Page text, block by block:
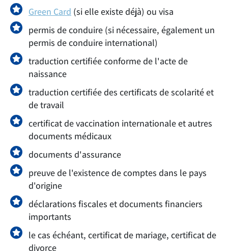
Green Card (si elle existe déjà) ou visa
permis de conduire (si nécessaire, également un
permis de conduire international)
traduction certifiée conforme de l'acte de
naissance
traduction certifiée des certificats de scolarité et
de travail
certificat de vaccination internationale et autres
documents médicaux
documents d'assurance
preuve de l'existence de comptes dans le pays
d'origine
déclarations fiscales et documents financiers
importants
le cas échéant, certificat de mariage, certificat de
divorce